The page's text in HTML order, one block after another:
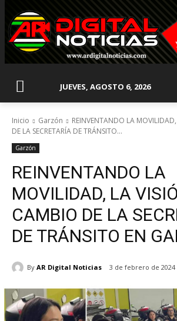
JUEVES, AGOSTO 6, 2026
Inicio Garzón
REINVENTANDO LA
DE LA SECRETARÍA DE TRÁNSITO...
Garzón
REINVENTANDO LA
MOVILIDAD, LA
CAMBIO DE LA
DE TRÁNSITO EN
By AR Digital Noticias 3 de febrero de 2024